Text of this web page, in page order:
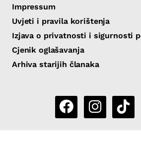
Impressum
Uvjeti i pravila korištenja
Izjava o privatnosti i sigurnosti
Cjenik oglašavanja
Arhiva starijih članaka